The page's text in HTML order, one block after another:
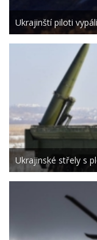
Ukrajinští piloti
Ukrajinské střely s